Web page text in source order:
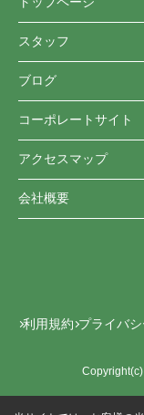
スタッフ
ブログ
コーポレートサイト
アクセスマップ
会社概要
利用規約 プライバ